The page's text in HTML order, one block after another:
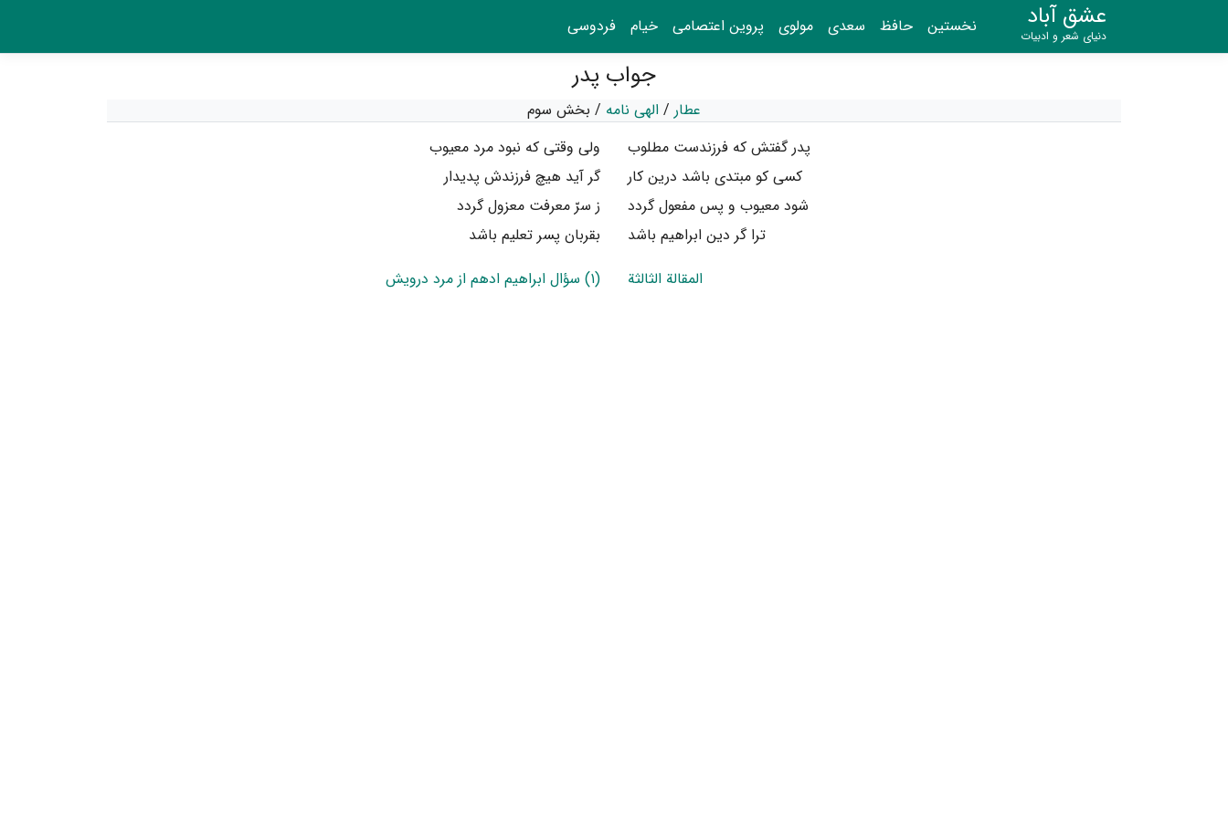
عشق آباد
دنیای شعر و ادبیات نخستین حافظ سعدی مولوی پروین اعتصامی خیام فردوسی
جواب پدر
عطار / الهی نامه / بخش سوم
پدر گفتش که فرزندست مطلوب
ولی وقتی که نبود مرد معیوب
کسی کو مبتدی باشد درین کار
گر آید هیچ فرزندش پدیدار
شود معیوب و پس مفعول گردد
ز سرّ معرفت معزول گردد
ترا گر دین ابراهیم باشد
بقربان پسر تعلیم باشد
المقالة الثالثة
(۱) سؤال ابراهیم ادهم از مرد درویش